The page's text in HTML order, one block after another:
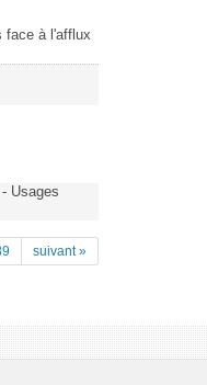
face à l'afflux
Usages
suivant »